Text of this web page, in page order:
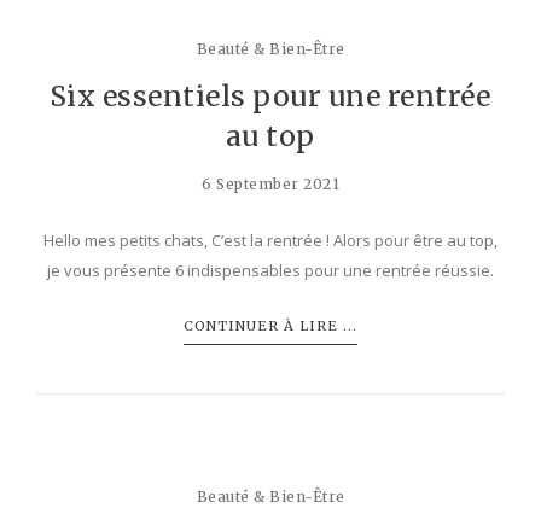
Beauté & Bien-Être
Six essentiels pour une rentrée
au top
6 September 2021
Hello mes petits chats, C’est la rentrée ! Alors pour être au top,
je vous présente 6 indispensables pour une rentrée réussie.
CONTINUER À LIRE ...
Beauté & Bien-Être